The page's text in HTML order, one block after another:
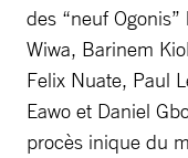
des “neuf
Wiwa, Barinem
Felix Nuate, Paul
Eawo et Daniel
procès inique du